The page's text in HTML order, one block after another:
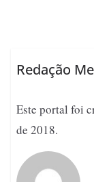
Redação
Este portal foi
de 2018.